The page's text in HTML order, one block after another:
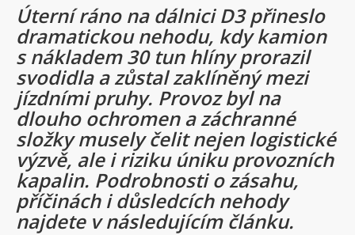
Úterní ráno na dálnici D3 přineslo
dramatickou nehodu, kdy kamion
s nákladem 30 tun hlíny prorazil
svodidla a zůstal zaklíněný mezi
jízdními pruhy. Provoz byl na
dlouho ochromen a záchranné
složky musely čelit nejen logistické
výzvě, ale i riziku úniku provozních
kapalin. Podrobnosti o zásahu,
příčinách i důsledcích nehody
najdete v následujícím článku.